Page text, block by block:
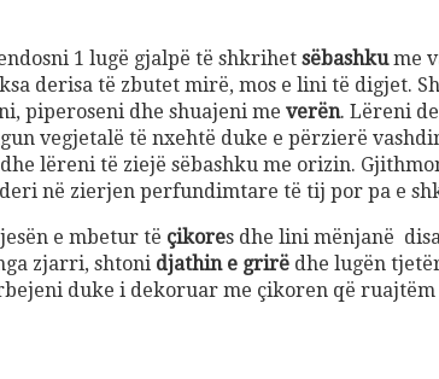
1 lugë gjalpë të shkrihet sëbashkume
derisa të zbutet mirë, mos e lini të digjet.
piperoseni dhe shuajeni me verën. Lëreni
vegjetalë të nxehtë duke e përzierë
lëreni të ziejë sëbashku me orizin.
në zierjen perfundimtare të tij por pa e
e mbetur të çikores dhe lini mënjanë
zjarri, shtoni djathin e grirë dhe lugën
duke i dekoruar me çikoren që ruajtëm